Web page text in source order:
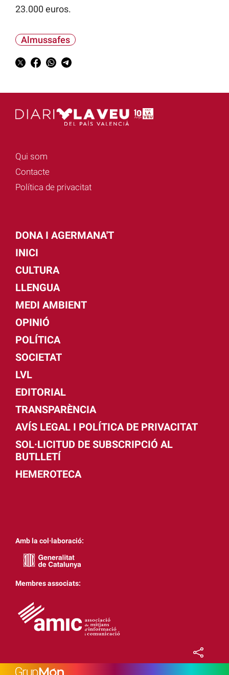
23.000 euros.
Almussafes
Qui som
Contacte
Política de privacitat
DONA I AGERMANA'T
INICI
CULTURA
LLENGUA
MEDI AMBIENT
OPINIÓ
POLÍTICA
SOCIETAT
LVL
EDITORIAL
TRANSPARÈNCIA
AVÍS LEGAL I POLÍTICA DE PRIVACITAT
SOL·LICITUD DE SUBSCRIPCIÓ AL
BUTLLETÍ
HEMEROTECA
Amb la col·laboració:
Membres associats: